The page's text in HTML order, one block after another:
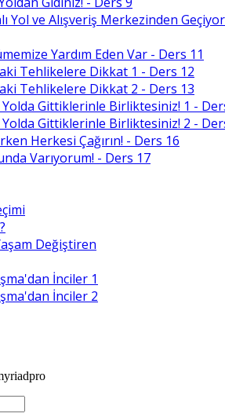
Yol ve Alışveriş Merkezinden
Yardım Eden Var - Ders 11
Tehlikelere Dikkat 1 - Ders 12
Tehlikelere Dikkat 2 - Ders 13
Yolda Gittiklerinle Birliktesiniz! 1 -
Yolda Gittiklerinle Birliktesiniz! 2 -
Herkesi Çağırın! - Ders 16
Varıyorum! - Ders 17
Değiştiren
İnciler 1
İnciler 2